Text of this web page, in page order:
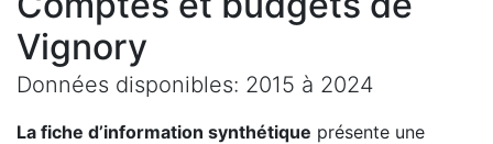
Vignory
Données disponibles: 2015 à 2024
La fiche d’information synthétique présente une